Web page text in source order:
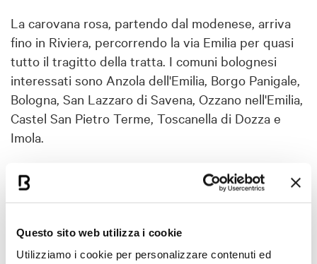
Questo sito web utilizza i cookie
Utilizziamo i cookie per personalizzare contenuti ed
La carovana rosa, partendo dal modenese, arriva
fino in Riviera, percorrendo la via Emilia per quasi
tutto il tragitto della tratta. I comuni bolognesi
interessati sono Anzola dell'Emilia, Borgo Panigale,
Bologna, San Lazzaro di Savena, Ozzano nell'Emilia,
Castel San Pietro Terme, Toscanella di Dozza e
Imola.
Particolarmente suggestivo è il passaggio a San
Lazzaro, dove il protagonista è
sicuramente Lorenzo Fortunato, ciclista classe
1996 originario di Castel de' Britti, al suo debutto
nel Giro d'Italia.